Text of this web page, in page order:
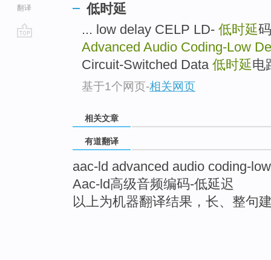
翻译
低时延
... low delay CELP LD- 低时延
Advanced Audio Coding-Low
Circuit-Switched Data 低时延电
基于1个网页-相关网页
相关文章
有道翻译
aac-ld advanced audio coding-
Aac-ld高级音频编码-低延迟
以上为机器翻译结果，长、整句